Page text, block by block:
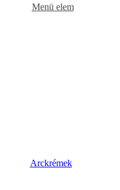
Menü elem
Arckrémek